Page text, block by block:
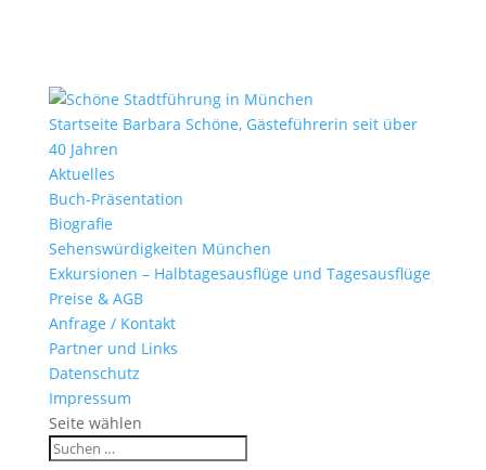
Startseite Barbara Schöne, Gästeführerin seit über
40 Jahren
Aktuelles
Buch-Präsentation
Biografie
Sehenswürdigkeiten München
Exkursionen – Halbtagesausflüge und Tagesausflüge
Preise & AGB
Anfrage / Kontakt
Partner und Links
Datenschutz
Impressum
Seite wählen